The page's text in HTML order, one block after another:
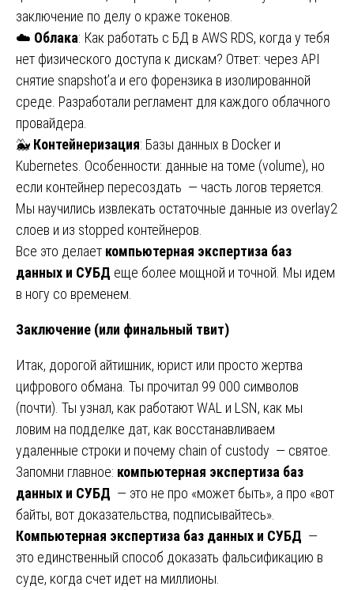
заключение по делу о краже токенов.
☁️ Облака: Как работать с БД в AWS RDS, когда у тебя
нет физического доступа к дискам? Ответ: через API
снятие snapshot’а и его форензика в изолированной
среде. Разработали регламент для каждого облачного
провайдера.
🐳 Контейнеризация: Базы данных в Docker и
Kubernetes. Особенности: данные на томе (volume), но
если контейнер пересоздать — часть логов теряется.
Мы научились извлекать остаточные данные из overlay2
слоев и из stopped контейнеров.
Все это делает компьютерная экспертиза баз
данных и СУБД еще более мощной и точной. Мы идем
в ногу со временем.
Заключение (или финальный твит)
Итак, дорогой айтишник, юрист или просто жертва
цифрового обмана. Ты прочитал 99 000 символов
(почти). Ты узнал, как работают WAL и LSN, как мы
ловим на подделке дат, как восстанавливаем
удаленные строки и почему chain of custody — святое.
Запомни главное: компьютерная экспертиза баз
данных и СУБД — это не про «может быть», а про «вот
байты, вот доказательства, подписывайтесь».
Компьютерная экспертиза баз данных и СУБД —
это единственный способ доказать фальсификацию в
суде, когда счет идет на миллионы.